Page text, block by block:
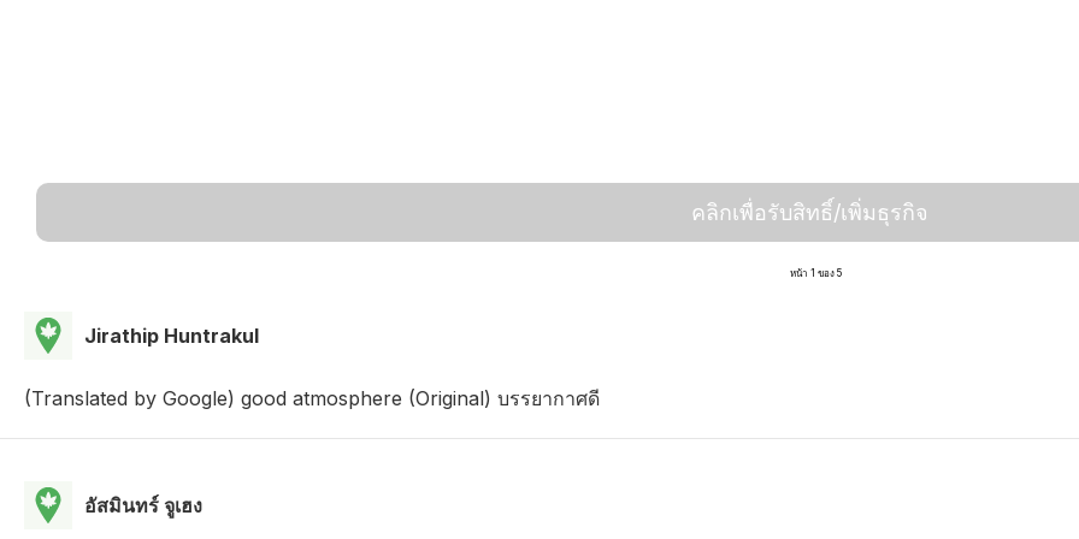
คลิกเพื่อรับสิทธิ์/เพิ่มธุรกิจ
หน้า 1 ของ 5
Jirathip Huntrakul
(Translated by Google) good atmosphere (Original) บรรยากาศดี
อัสมินทร์ จูเฮง